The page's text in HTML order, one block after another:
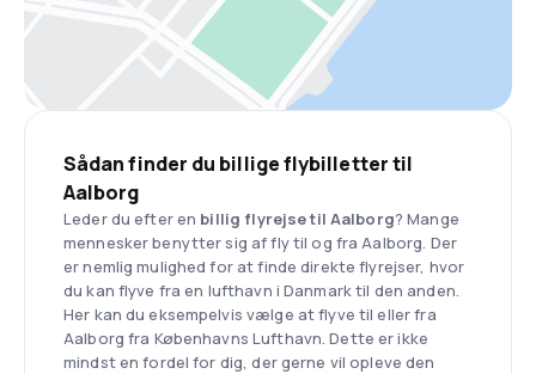
Sådan finder du billige flybilletter til
Aalborg
Leder du efter en billig flyrejse til Aalborg? Mange
mennesker benytter sig af fly til og fra Aalborg. Der
er nemlig mulighed for at finde direkte flyrejser, hvor
du kan flyve fra en lufthavn i Danmark til den anden.
Her kan du eksempelvis vælge at flyve til eller fra
Aalborg fra Københavns Lufthavn. Dette er ikke
mindst en fordel for dig, der gerne vil opleve den